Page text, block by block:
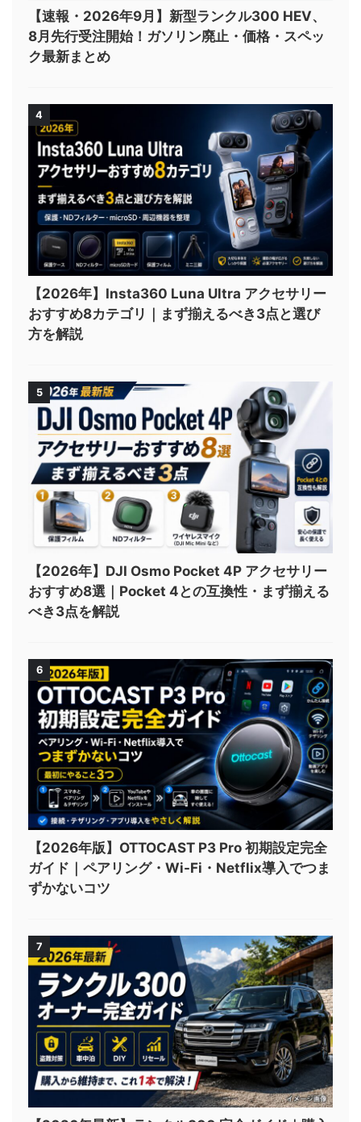
【速報・2026年9月】新型ランクル300 HEV、
8月先行受注開始！ガソリン廃止・価格・スペッ
ク最新まとめ
4
【2026年】Insta360 Luna Ultra アクセサリー
おすすめ8カテゴリ｜まず揃えるべき3点と選び
方を解説
5
【2026年】DJI Osmo Pocket 4P アクセサリー
おすすめ8選｜Pocket 4との互換性・まず揃える
べき3点を解説
6
【2026年版】OTTOCAST P3 Pro 初期設定完全
ガイド｜ペアリング・Wi-Fi・Netflix導入でつま
ずかないコツ
7